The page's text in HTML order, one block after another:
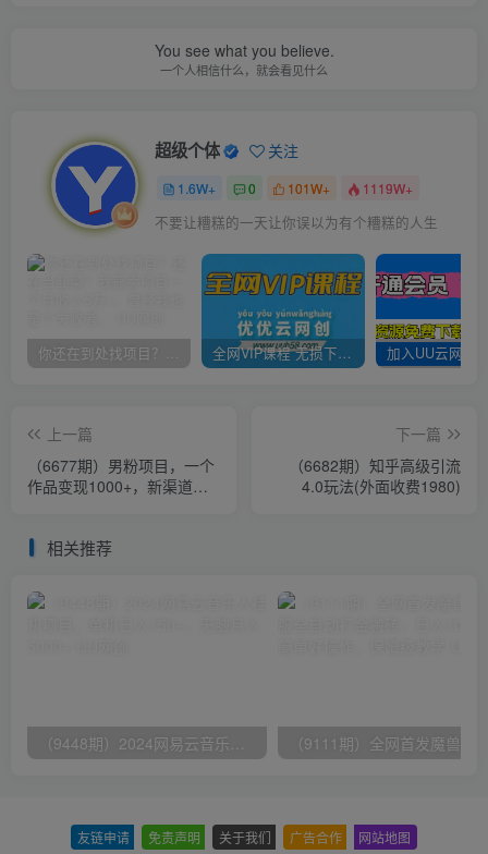
You see what you believe.
一个人相信什么，就会看见什么
超级个体 关注
1.6W+ 0 101W+ 1119W+
不要让糟糕的一天让你误以为有个糟糕的人生
你还在到处找项目？还在当韭菜？我靠卖项目一个月收入5万+，曾经我也是个失败者。 全网VIP课程 无损下载~
上一篇
（6677期）男粉项目，一个
作品变现1000+，新渠道新
下一篇
（6682期）知乎高级引流
4.0玩法(外面收费1980)
相关推荐
友链申请 免责声明 关于我们 广告合作 网站地图